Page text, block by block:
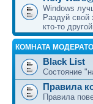
Windows
Раздуй свой
кто-то
КОМНАТА
Black List
Состояние
Правила
Правила